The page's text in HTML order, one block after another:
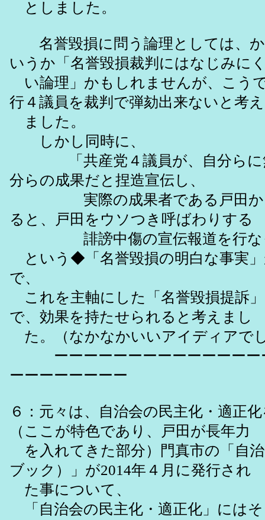
としました。
名誉毀損に問う論理としては、か
いうか「名誉毀損裁判にはなじみに
い論理」かもしれませんが、こう
行４議員を裁判で弾劾出来ないと考え
ました。
しかし同時に、
「共産党４議員が、自分らに
分らの成果だと捏造宣伝し、
実際の成果者である戸田から
ると、戸田をウソつき呼ばわりする
誹謗中傷の宣伝報道を行な
という◆「名誉毀損の明白な事実
で、
これを主軸にした「名誉毀損提訴
で、効果を持たせられると考えまし
た。（なかなかいいアイディアで
ーーーーーーーーーーーーーー
ーーーーーーーー
６：元々は、自治会の民主化・適正
（ここが特色であり、戸田が長年力
を入れてきた部分）門真市の「自
ブック）」が2014年４月に発行され
た事について、
「自治会の民主化・適正化」には